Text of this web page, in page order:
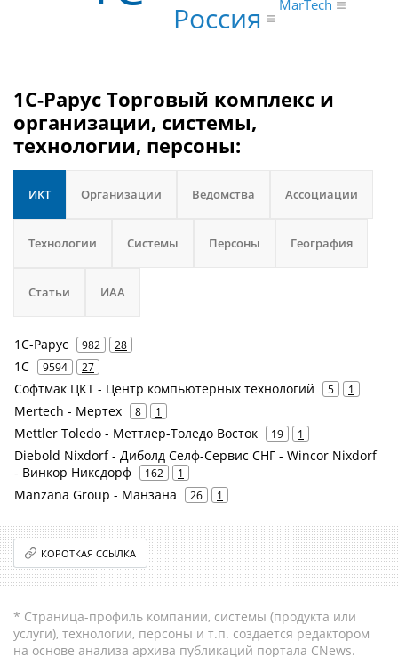
Россия
MarTech
1С-Рарус Торговый комплекс и
организации, системы,
технологии, персоны:
ИКТ Организации Ведомства Ассоциации
Технологии Системы Персоны География
Статьи ИАА
1С-Рарус 982 28
1С 9594 27
Софтмак ЦКТ - Центр компьютерных технологий 5 1
Mertech - Мертех 8 1
Mettler Toledo - Меттлер-Толедо Восток 19 1
Diebold Nixdorf - Диболд Селф-Сервис СНГ - Wincor Nixdorf
- Винкор Никсдорф
162 1
Manzana Group - Манзана 26 1
КОРОТКАЯ ССЫЛКА
* Страница-профиль компании, системы (продукта или
услуги), технологии, персоны и т.п. создается редактором
на основе анализа архива публикаций портала CNews.